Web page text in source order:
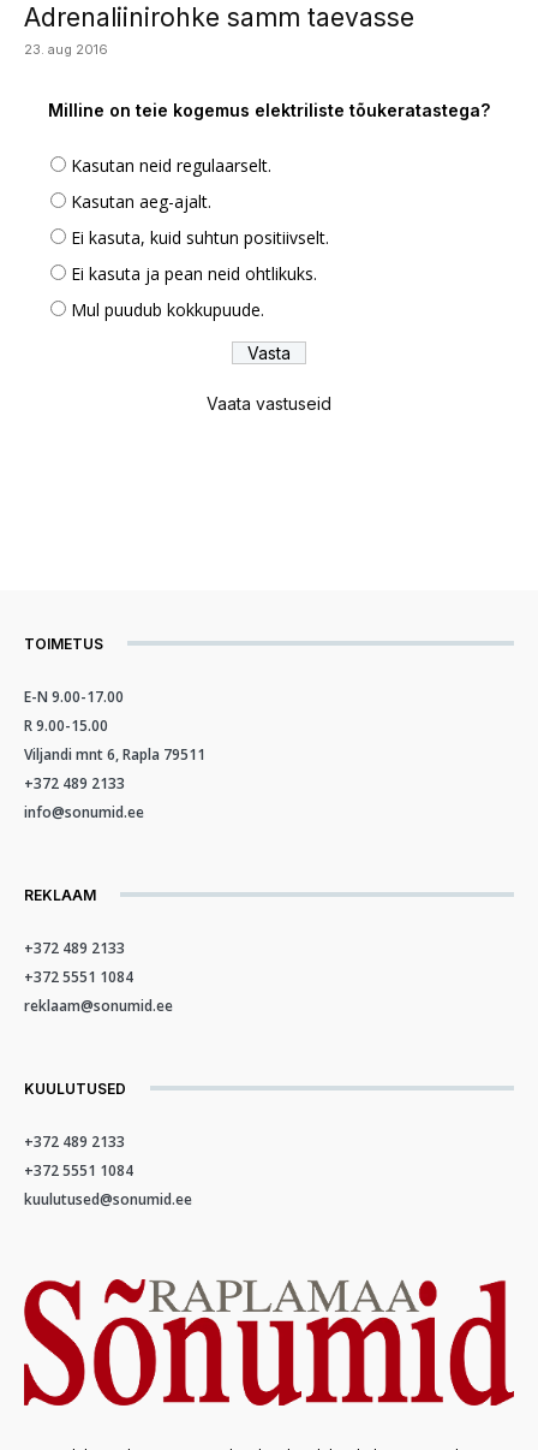
Adrenaliinirohke samm taevasse
23. aug 2016
Milline on teie kogemus elektriliste tõukeratastega?
Kasutan neid regulaarselt.
Kasutan aeg-ajalt.
Ei kasuta, kuid suhtun positiivselt.
Ei kasuta ja pean neid ohtlikuks.
Mul puudub kokkupuude.
Vaata vastuseid
TOIMETUS
E-N 9.00-17.00
R 9.00-15.00
Viljandi mnt 6, Rapla 79511
+372 489 2133
info@sonumid.ee
REKLAAM
+372 489 2133
+372 5551 1084
reklaam@sonumid.ee
KUULUTUSED
+372 489 2133
+372 5551 1084
kuulutused@sonumid.ee